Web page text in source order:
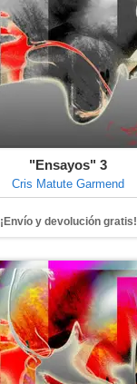
"Ensayos" 3
Cris Matute Garmend
¡Envío y devolución gratis!